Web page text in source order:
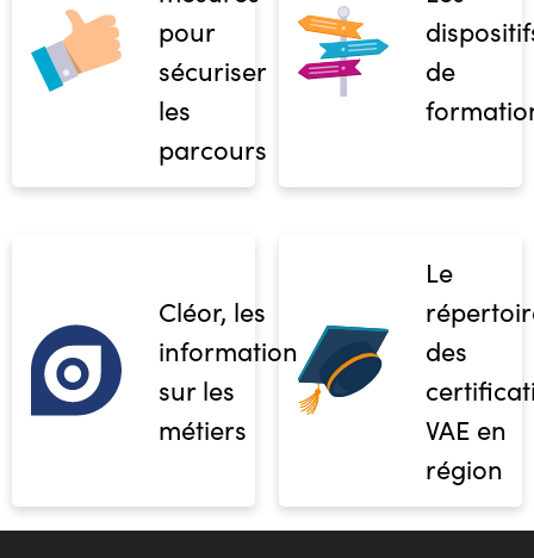
pour
sécuriser
les
parcours
de
Cléor, les
informations
sur les
métiers
Le
des
VAE en
région